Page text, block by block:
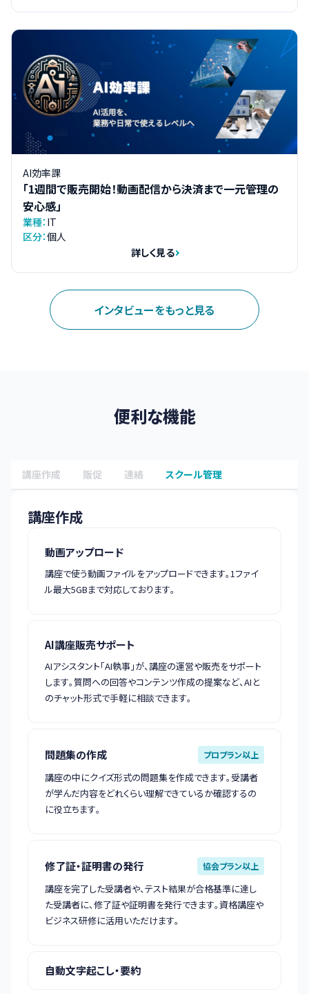
AI効率課
「1週間で販売開始！動画配信から決済まで一元管理の
安心感」
業種： IT
区分：個人
詳しく見る
インタビューをもっと見る
便利な機能
講座作成 販促 連絡 スクール管理
講座作成
動画アップロード
講座で使う動画ファイルをアップロードできます。1ファイ
ル最大5GBまで対応しております。
AI講座販売サポート
AIアシスタント「AI執事」が、講座の運営や販売をサポート
します。質問への回答やコンテンツ作成の提案など、AIと
のチャット形式で手軽に相談できます。
問題集の作成 プロプラン以上
講座の中にクイズ形式の問題集を作成できます。受講者
が学んだ内容をどれくらい理解できているか確認するの
に役立ちます。
修了証・証明書の発行 協会プラン以上
講座を完了した受講者や、テスト結果が合格基準に達し
た受講者に、修了証や証明書を発行できます。資格講座や
ビジネス研修に活用いただけます。
自動文字起こし・要約